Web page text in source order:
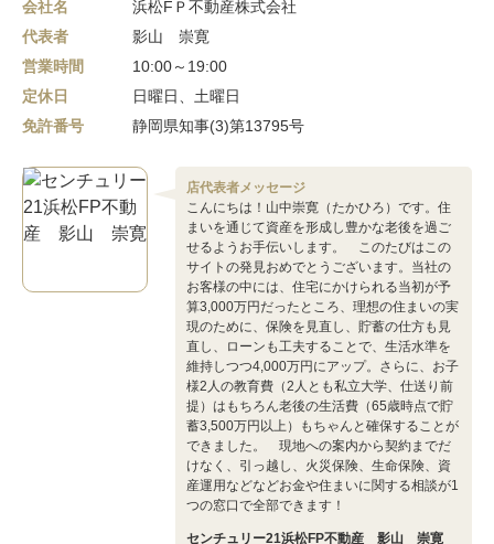
会社名
浜松FＰ不動産株式会社
代表者
影山 崇寛
営業時間
10:00～19:00
定休日
日曜日、土曜日
免許番号
静岡県知事(3)第13795号
店代表者メッセージ
こんにちは！山中崇寛（たかひろ）です。住
まいを通じて資産を形成し豊かな老後を過ご
せるようお手伝いします。 このたびはこの
サイトの発見おめでとうございます。当社の
お客様の中には、住宅にかけられる当初が予
算3,000万円だったところ、理想の住まいの実
現のために、保険を見直し、貯蓄の仕方も見
直し、ローンも工夫することで、生活水準を
維持しつつ4,000万円にアップ。さらに、お子
様2人の教育費（2人とも私立大学、仕送り前
提）はもちろん老後の生活費（65歳時点で貯
蓄3,500万円以上）もちゃんと確保することが
できました。 現地への案内から契約までだ
けなく、引っ越し、火災保険、生命保険、資
産運用などなどお金や住まいに関する相談が1
つの窓口で全部できます！
センチュリー21浜松FP不動産 影山 崇寛